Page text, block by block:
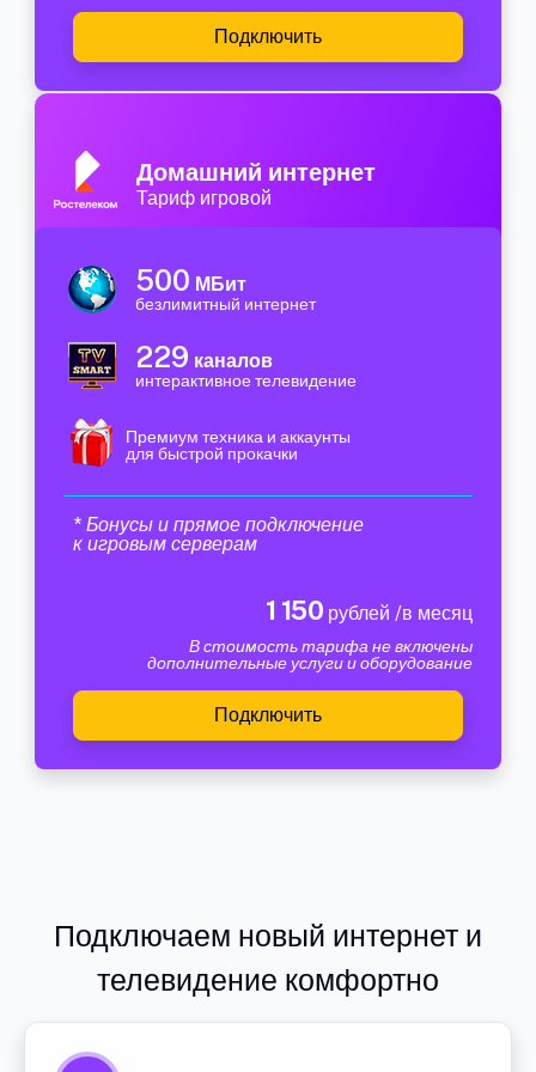
Подключить
Домашний интернет
Тариф игровой
500 МБит
безлимитный интернет
229 каналов
интерактивное телевидение
Премиум техника и аккаунты
для быстрой прокачки
* Бонусы и прямое подключение
к игровым серверам
1 150 рублей /в месяц
В стоимость тарифа не включены
дополнительные услуги и оборудование
Подключить
Подключаем новый интернет и
телевидение комфортно